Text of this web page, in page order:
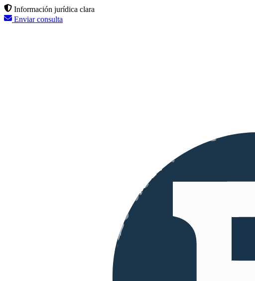
Información jurídica clara
Enviar consulta